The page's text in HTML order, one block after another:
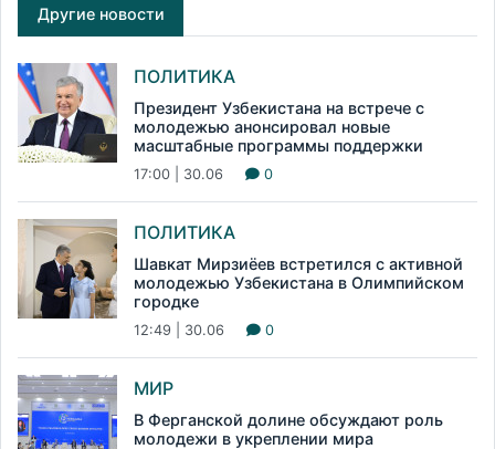
Другие новости
ПОЛИТИКА
Президент Узбекистана на встрече с
молодежью анонсировал новые
масштабные программы поддержки
17:00 | 30.06 0
ПОЛИТИКА
Шавкат Мирзиёев встретился с активной
молодежью Узбекистана в Олимпийском
городке
12:49 | 30.06 0
МИР
В Ферганской долине обсуждают роль
молодежи в укреплении мира